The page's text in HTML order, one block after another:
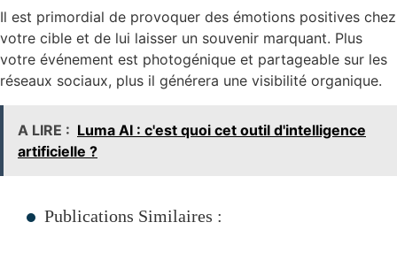
Il est primordial de provoquer des émotions positives chez
votre cible et de lui laisser un souvenir marquant. Plus
votre événement est photogénique et partageable sur les
réseaux sociaux, plus il générera une visibilité organique.
A LIRE : Luma AI : c'est quoi cet outil d'intelligence
artificielle ?
Publications Similaires :